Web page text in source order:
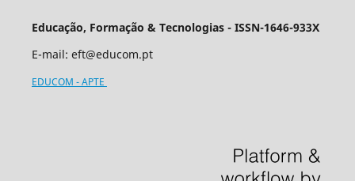
Educação, Formação & Tecnologias - ISSN-1646-933X
E-mail: eft@educom.pt
EDUCOM - APTE